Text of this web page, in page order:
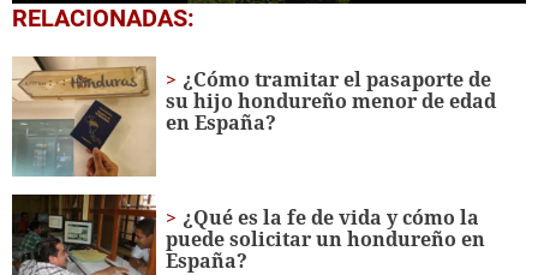
0
of
seconds
RELACIONADAS:
¿Cómo tramitar el pasaporte de
su hijo hondureño menor de edad
en España?
¿Qué es la fe de vida y cómo la
puede solicitar un hondureño en
España?